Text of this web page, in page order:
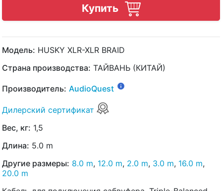
Купить
Модель: HUSKY XLR-XLR BRAID
Страна производства: ТАЙВАНЬ (КИТАЙ)
Производитель: AudioQuest
Дилерский сертификат
Вес, кг: 1,5
Длина: 5.0 m
Другие размеры: 8.0 m, 12.0 m, 2.0 m, 3.0 m, 16.0 m,
20.0 m